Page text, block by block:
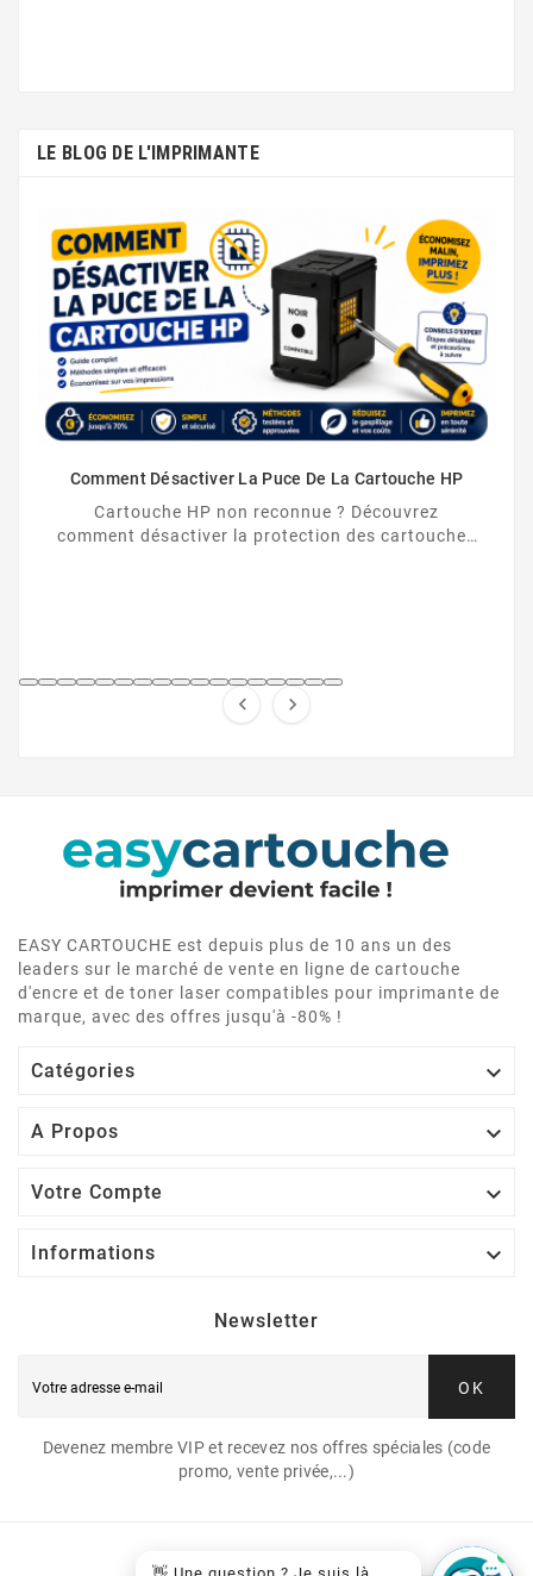
LE BLOG DE L'IMPRIMANTE
Comment Désactiver La Puce De La Cartouche HP
Cartouche HP non reconnue ? Découvrez
comment désactiver la protection des cartouches
 
EASY CARTOUCHE est depuis plus de 10 ans un des
leaders sur le marché de vente en ligne de cartouche
d'encre et de toner laser compatibles pour imprimante de
marque, avec des offres jusqu'à -80% !
Catégories 
A Propos 
Votre Compte 
Informations 
Newsletter
OK
Devenez membre VIP et recevez nos offres spéciales (code
promo, vente privée,...)